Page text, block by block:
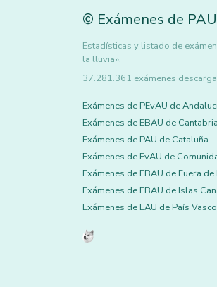
© Exámenes de PAU
Estadísticas y listado de
la lluvia».
37.281.361 exámenes
Exámenes de PEvAU de
Exámenes de EBAU de Cantabria
Exámenes de PAU de Cataluña
Exámenes de EvAU de
Exámenes de EBAU de Fuera de
Exámenes de EBAU de Islas
Exámenes de EAU de País Vasco